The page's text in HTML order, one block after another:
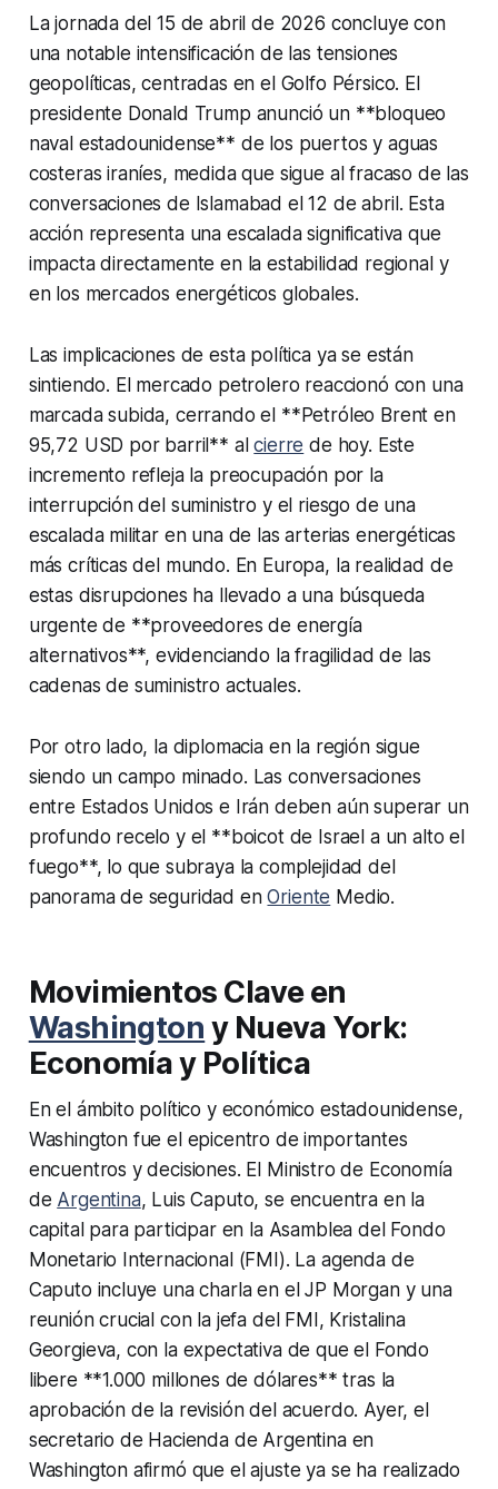
La jornada del 15 de abril de 2026 concluye con
una notable intensificación de las tensiones
geopolíticas, centradas en el Golfo Pérsico. El
presidente Donald Trump anunció un **bloqueo
naval estadounidense** de los puertos y aguas
costeras iraníes, medida que sigue al fracaso de las
conversaciones de Islamabad el 12 de abril. Esta
acción representa una escalada significativa que
impacta directamente en la estabilidad regional y
en los mercados energéticos globales.
Las implicaciones de esta política ya se están
sintiendo. El mercado petrolero reaccionó con una
marcada subida, cerrando el **Petróleo Brent en
95,72 USD por barril** alcierre de hoy. Este
incremento refleja la preocupación por la
interrupción del suministro y el riesgo de una
escalada militar en una de las arterias energéticas
más críticas del mundo. En Europa, la realidad de
estas disrupciones ha llevado a una búsqueda
urgente de **proveedores de energía
alternativos**, evidenciando la fragilidad de las
cadenas de suministro actuales.
Por otro lado, la diplomacia en la región sigue
siendo un campo minado. Las conversaciones
entre Estados Unidos e Irán deben aún superar un
profundo recelo y el **boicot de Israel a un alto el
fuego**, lo que subraya la complejidad del
panorama de seguridad enOriente Medio.
Movimientos Clave en
Washington y Nueva York:
Economía y Política
En el ámbito político y económico estadounidense,
Washington fue el epicentro de importantes
encuentros y decisiones. El Ministro de Economía
de Argentina, Luis Caputo, se encuentra en la
capital para participar en la Asamblea del Fondo
Monetario Internacional (FMI). La agenda de
Caputo incluye una charla en el JP Morgan y una
reunión crucial con la jefa del FMI, Kristalina
Georgieva, con la expectativa de que el Fondo
libere **1.000 millones de dólares** tras la
aprobación de la revisión del acuerdo. Ayer, el
secretario de Hacienda de Argentina en
Washington afirmó que el ajuste ya se ha realizado